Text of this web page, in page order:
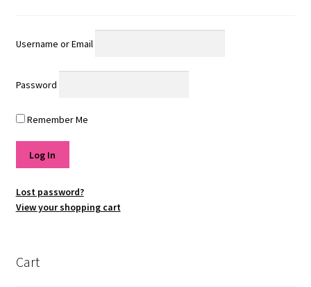
Username or Email
Password
Remember Me
Lost password?
View your shopping cart
Cart